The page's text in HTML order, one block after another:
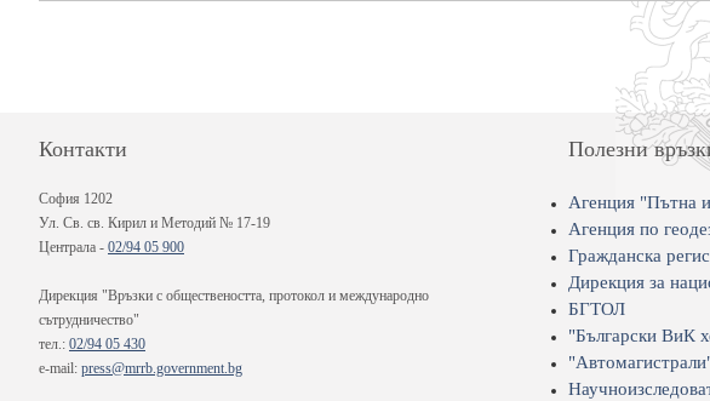
Контакти
София 1202
Ул. Св. св. Кирил и Методий № 17-19
Централа - 02/94 05 900
Дирекция "Връзки с обществеността, протокол и международно
сътрудничество"
тел.: 02/94 05 430
e-mail: press@mrrb.government.bg
Полезни
Агенция "Пътна
Агенция по
Гражданска
Дирекция за
БГТОЛ
"Български ВиК